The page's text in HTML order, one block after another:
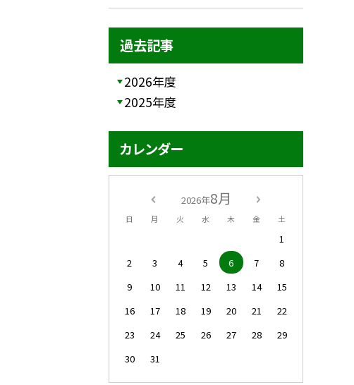
過去記事
2026年度
2025年度
カレンダー
2026年8月
日 月 火 水 木 金 土
1
2
3 4 5 6 7
8
9
10 11 12 13 14
15
16
17 18 19 20 21
22
23
24 25 26 27 28
29
30
31